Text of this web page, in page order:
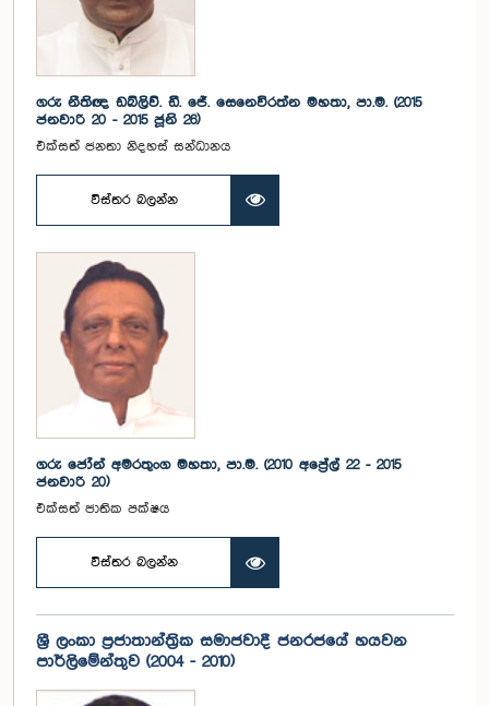
ගරු නීතිඥ ඩබ්ලිව්. ඩී. ජේ. සෙනෙවිරත්න මහතා, පා.ම. (2015
ජනවාරි 20 - 2015 ජූනි 26)
එක්සත් ජනතා නිදහස් සන්ධානය
විස්තර බලන්න
ගරු ජෝන් අමරතුංග මහතා, පා.ම. (2010 අප්‍රේල් 22 - 2015
ජනවාරි 20)
එක්සත් ජාතික පක්ෂය
විස්තර බලන්න
ශ්‍රී ලංකා ප්‍රජාතාන්ත්‍රික සමාජවාදී ජනරජයේ හයවන
පාර්ලිමේන්තුව (2004 - 2010)